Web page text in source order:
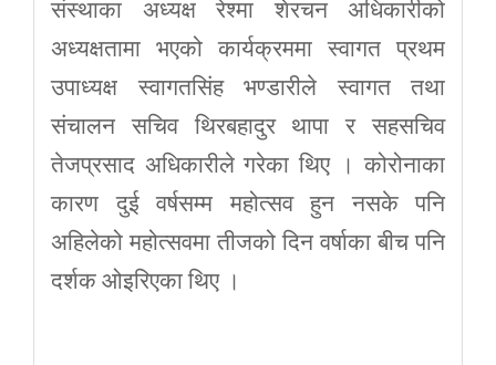
संस्थाका अध्यक्ष रेश्मा शेरचन अधिकारीको
अध्यक्षतामा भएको कार्यक्रममा स्वागत प्रथम
उपाध्यक्ष स्वागतसिंह भण्डारीले स्वागत तथा
संचालन सचिव थिरबहादुर थापा र सहसचिव
तेजप्रसाद अधिकारीले गरेका थिए । कोरोनाका
कारण दुई वर्षसम्म महोत्सव हुन नसके पनि
अहिलेको महोत्सवमा तीजको दिन वर्षाका बीच पनि
दर्शक ओइरिएका थिए ।